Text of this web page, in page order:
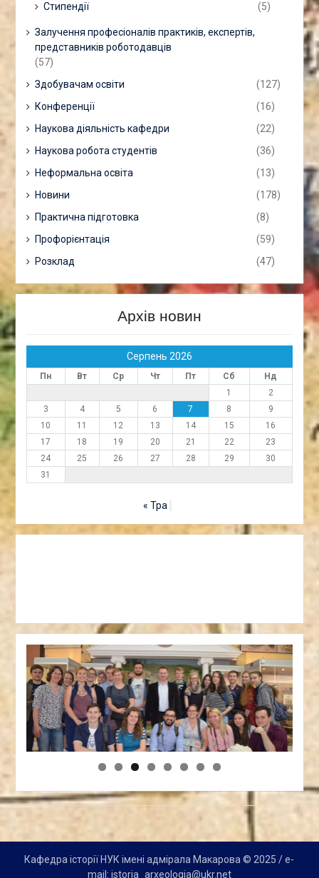
Стипендії
(5)
Залучення професіоналів практиків, експертів,
представників роботодавців
(57)
Здобувачам освіти
(127)
Конференції
(16)
Наукова діяльність кафедри
(22)
Наукова робота студентів
(36)
Неформальна освіта
(13)
Новини
(178)
Практична підготовка
(8)
Профорієнтація
(59)
Розклад
(47)
Архів новин
Серпень 2026
Пн Вт Ср Чт Пт Сб
Нд
1
2
3
4 5 6 7 8
9
10
11 12 13 14 15
16
17
18 19 20 21 22
23
24
25 26 27 28 29
30
31
« Тра
Кафедра історії НУК імені адмірала Макарова © 2025 / e-
mail: istoria_arxeologia@ukr.net